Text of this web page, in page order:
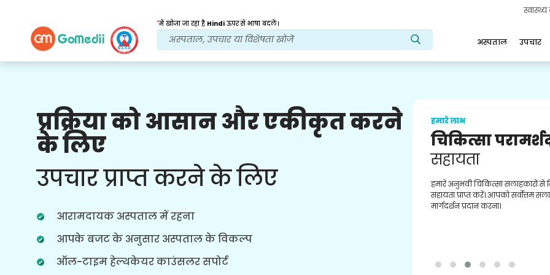
*में खोजा जा रहा है Hindiऊपर से भाषा बदलें।
अस्पताल उपचार
प्रक्रिया को आसान और एकीकृत करने
के लिए
उपचार प्राप्त करने के लिए
आरामदायक अस्पताल में रहना
आपके बजट के अनुसार अस्पताल के विकल्प
ऑल-टाइम हेल्थकेयर काउंसलर सपोर्ट
हमारे लाभ
इलाज के बाद
देखभाल
हर समय आपकी समस्याओं का समाधान करने
जरूरतों पर नियमित अपडेट।
हमारे लाभ
चिकित्सा
सहायता
हमारे अनुभवी चिकित्सा सलाहकारों से
सहायता प्राप्त करें। आपको सर्वोत्तम
मार्गदर्शन प्रदान करना।